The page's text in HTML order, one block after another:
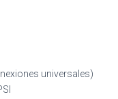
universales)